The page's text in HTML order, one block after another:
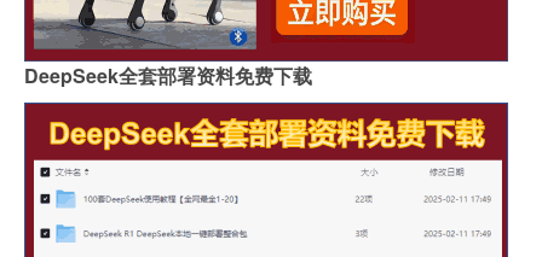
DeepSeek全套部署资料免费下载